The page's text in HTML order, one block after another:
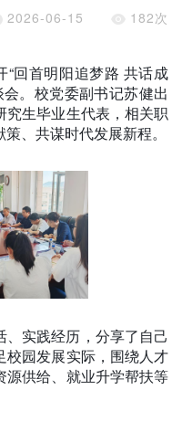
2026-06-15
182次
“回首明阳追梦路 共话成
。校党委副书记苏健出
究生毕业生代表，相关职
、共谋时代发展新程。
实践经历，分享了自己
校园发展实际，围绕人才
源供给、就业升学帮扶等